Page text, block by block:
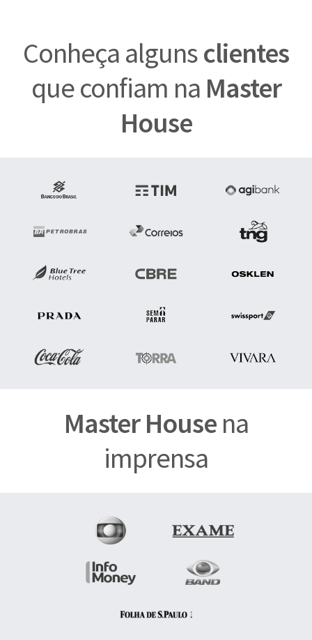
Conheça algunsclientes
que confiam na Master
House
Master Housena
imprensa